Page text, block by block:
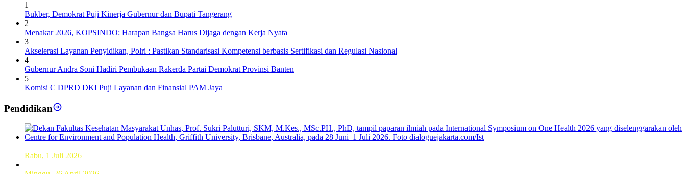
1
Bukber, Demokrat Puji Kinerja Gubernur dan Bupati Tangerang
2
Menakar 2026, KOPSINDO: Harapan Bangsa Harus Dijaga dengan Kerja Nyata
3
Akselerasi Layanan Penyidikan, Polri : Pastikan Standarisasi Kompetensi berbasis Sertifikasi dan Regulasi Nasional
4
Gubernur Andra Soni Hadiri Pembukaan Rakerda Partai Demokrat Provinsi Banten
5
Komisi C DPRD DKI Puji Layanan dan Finansial PAM Jaya
Pendidikan
Rabu, 1 Juli 2026